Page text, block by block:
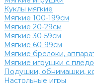
Куклы мягкие
Мягкие 100-199см
Мягкие 20-29см
Мягкие 30-59см
Мягкие 60-99см
Мягкие брелоки,
Мягкие игрушки с
Подушки, обнимашки,
Настольные игры